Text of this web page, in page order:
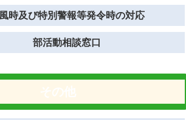
時及び特別警報等発令時の対応
部活動相談窓口